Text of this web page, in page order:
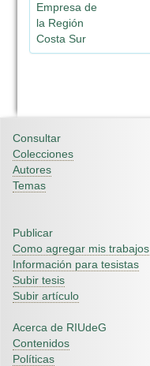
Empresa de
la Región
Costa Sur
Consultar
Colecciones
Autores
Temas
Publicar
Como agregar mis trabajos
Información para tesistas
Subir tesis
Subir artículo
Acerca de RIUdeG
Contenidos
Políticas